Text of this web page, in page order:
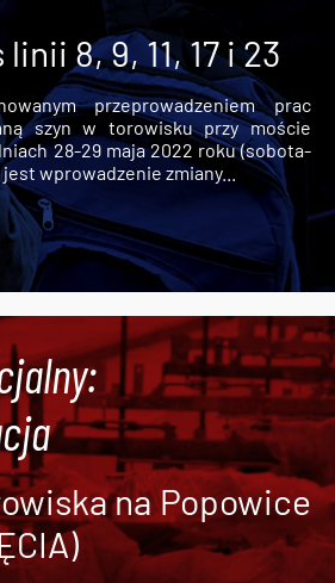
8, 9, 11, 17 i 23
przeprowadzeniem prac
szyn w torowisku przy moście
28-29 maja 2022 roku (sobota-
wprowadzenie zmiany...
na Popowice